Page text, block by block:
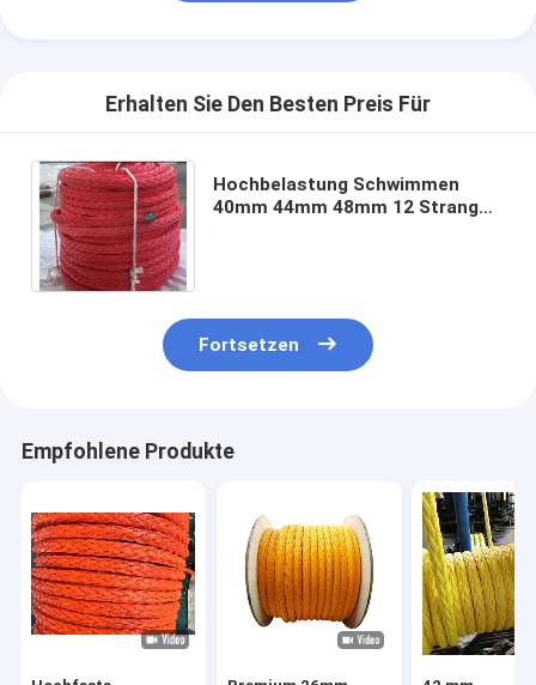
Erhalten Sie Den Besten Preis Für
Hochbelastung Schwimmen
40mm 44mm 48mm 12 Strang
Fortsetzen
Empfohlene Produkte